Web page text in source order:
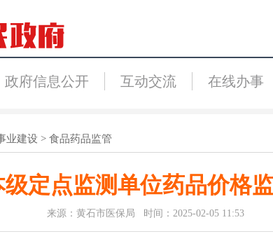
政府信息公开 互动交流 在线办事
业建设 > 食品药品监管
定点监测单位药品价格
来源：黄石市医保局 时间：2025-02-05 11:53